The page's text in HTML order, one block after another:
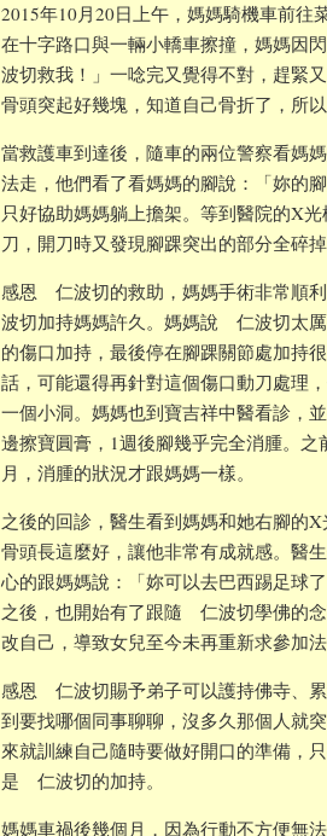
2015年10月20日上午，媽媽騎機車前
在十字路口與一輛小轎車擦撞，媽媽因
波切救我！」一唸完又覺得不對，趕緊
骨頭突起好幾塊，知道自己骨折了，所
當救護車到達後，隨車的兩位警察看媽
法走，他們看了看媽媽的腳說：「妳的
只好協助媽媽躺上擔架。等到醫院的X
刀，開刀時又發現腳踝突出的部分全碎
感恩 仁波切的救助，媽媽手術非常順
波切加持媽媽許久。媽媽說 仁波切太
的傷口加持，最後停在腳踝關節處加持
話，可能還得再針對這個傷口動刀處理
一個小洞。媽媽也到寶吉祥中醫看診，
邊擦寶圓膏，1週後腳幾乎完全消腫。
月，消腫的狀況才跟媽媽一樣。
之後的回診，醫生看到媽媽和她右腳的
骨頭長這麼好，讓他非常有成就感。醫
心的跟媽媽說：「妳可以去巴西踢足球
之後，也開始有了跟隨 仁波切學佛的
改自己，導致女兒至今未再重新求參加法
感恩 仁波切賜予弟子可以護持佛寺、
到要找哪個同事聊聊，沒多久那個人就
來就訓練自己隨時要做好開口的準備，
是 仁波切的加持。
媽媽車禍後幾個月，因為行動不方便無